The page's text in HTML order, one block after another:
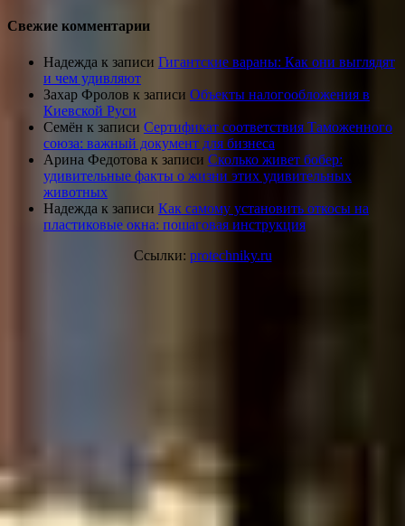
Свежие комментарии
Надежда к записи Гигантские вараны: Как они выглядят
и чем удивляют
Захар Фролов к записи Объекты налогообложения в
Киевской Руси
Семён к записи Сертификат соответствия Таможенного
союза: важный документ для бизнеса
Арина Федотова к записи Сколько живет бобер:
удивительные факты о жизни этих удивительных
животных
Надежда к записи Как самому установить откосы на
пластиковые окна: пошаговая инструкция
Ссылки: protechniky.ru